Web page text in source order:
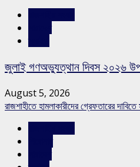
জুলাই গণঅভ্যুত্থান দিবস ২০২৬
August 5, 2026
রাজশাহীতে হামলাকারীদের গ্রেফতারের